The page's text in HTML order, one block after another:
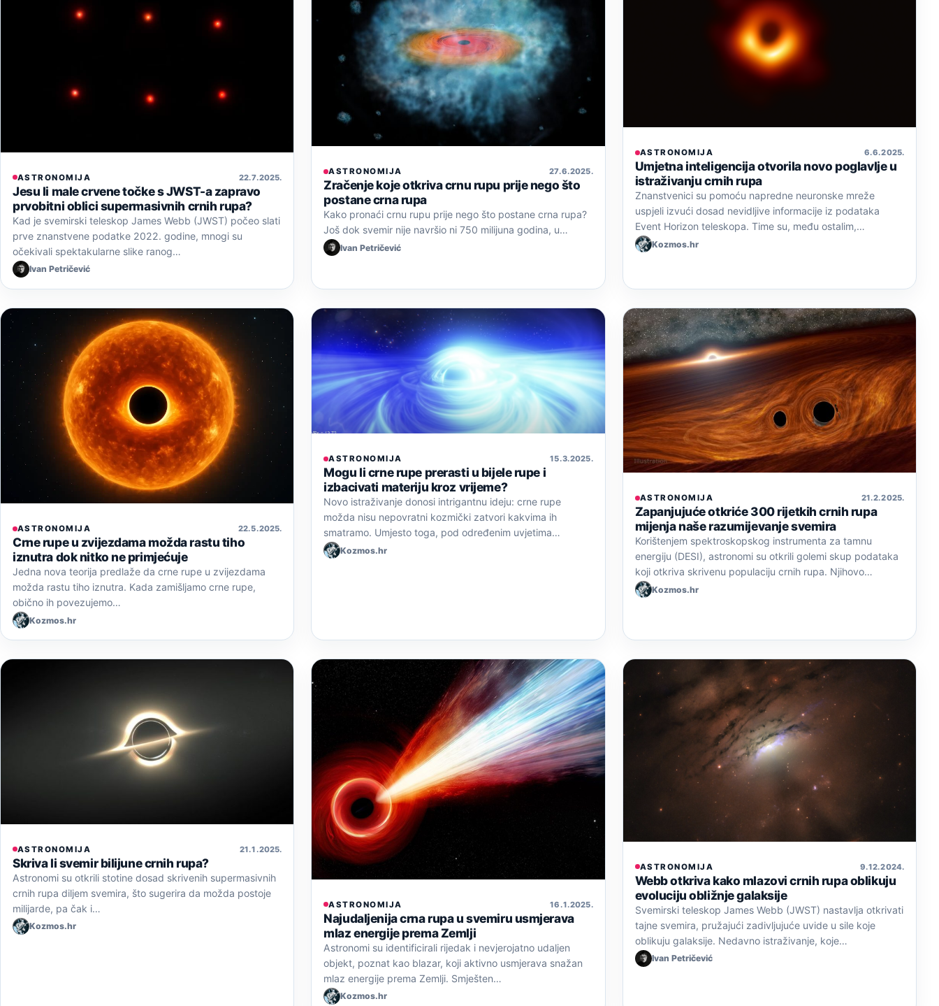
ASTRONOMIJA 22. 7. 2025.
Jesu li male crvene točke s JWST-a zapravo
prvobitni oblici supermasivnih crnih rupa?
Kad je svemirski teleskop James Webb (JWST) počeo slati
prve znanstvene podatke 2022. godine, mnogi su
očekivali spektakularne slike ranog…
Ivan Petričević
ASTRONOMIJA 27. 6. 2025.
Zračenje koje otkriva crnu rupu prije nego što
postane crna rupa
Kako pronaći crnu rupu prije nego što postane crna rupa?
Još dok svemir nije navršio ni 750 milijuna godina, u…
Ivan Petričević
ASTRONOMIJA 6. 6. 2025.
Umjetna inteligencija otvorila novo poglavlje u
istraživanju crnih rupa
Znanstvenici su pomoću napredne neuronske mreže
uspjeli izvući dosad nevidljive informacije iz podataka
Event Horizon teleskopa. Time su, među ostalim,…
Kozmos.hr
ASTRONOMIJA 22. 5. 2025.
Crne rupe u zvijezdama možda rastu tiho
iznutra dok nitko ne primjećuje
Jedna nova teorija predlaže da crne rupe u zvijezdama
možda rastu tiho iznutra. Kada zamišljamo crne rupe,
obično ih povezujemo…
Kozmos.hr
ASTRONOMIJA 15. 3. 2025.
Mogu li crne rupe prerasti u bijele rupe i
izbacivati materiju kroz vrijeme?
Novo istraživanje donosi intrigantnu ideju: crne rupe
možda nisu nepovratni kozmički zatvori kakvima ih
smatramo. Umjesto toga, pod određenim uvjetima…
Kozmos.hr
ASTRONOMIJA 21. 2. 2025.
Zapanjujuće otkriće 300 rijetkih crnih rupa
mijenja naše razumijevanje svemira
Korištenjem spektroskopskog instrumenta za tamnu
energiju (DESI), astronomi su otkrili golemi skup podataka
koji otkriva skrivenu populaciju crnih rupa. Njihovo…
Kozmos.hr
ASTRONOMIJA 21. 1. 2025.
Skriva li svemir bilijune crnih rupa?
Astronomi su otkrili stotine dosad skrivenih supermasivnih
crnih rupa diljem svemira, što sugerira da možda postoje
milijarde, pa čak i…
Kozmos.hr
ASTRONOMIJA 16. 1. 2025.
Najudaljenija crna rupa u svemiru usmjerava
mlaz energije prema Zemlji
Astronomi su identificirali rijedak i nevjerojatno udaljen
objekt, poznat kao blazar, koji aktivno usmjerava snažan
mlaz energije prema Zemlji. Smješten…
Kozmos.hr
ASTRONOMIJA 9. 12. 2024.
Webb otkriva kako mlazovi crnih rupa oblikuju
evoluciju obližnje galaksije
Svemirski teleskop James Webb (JWST) nastavlja otkrivati
tajne svemira, pružajući zadivljujuće uvide u sile koje
oblikuju galaksije. Nedavno istraživanje, koje…
Ivan Petričević